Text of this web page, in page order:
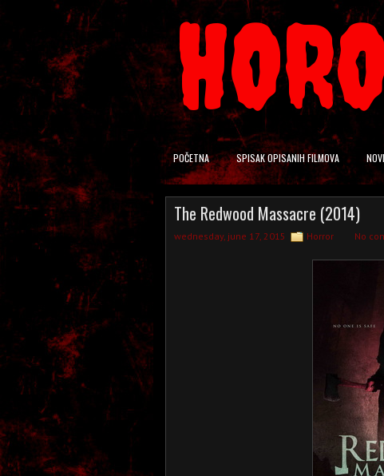
POČETNA SPISAK OPISANIH FILMOVA
The Redwood Massacre (2014)
wednesday, june 17, 2015 Horror No